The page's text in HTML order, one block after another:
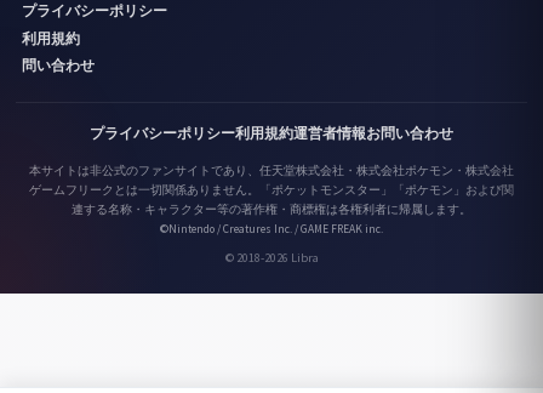
プライバシーポリシー
利用規約
問い合わせ
プライバシーポリシー利用規約運営者情報お問い合わせ
本サイトは非公式のファンサイトであり、任天堂株式会社・株式会社ポケモン・株式会社
ゲームフリークとは一切関係ありません。「ポケットモンスター」「ポケモン」および関
連する名称・キャラクター等の著作権・商標権は各権利者に帰属します。
©Nintendo / Creatures Inc. / GAME FREAK inc.
© 2018-2026 Libra